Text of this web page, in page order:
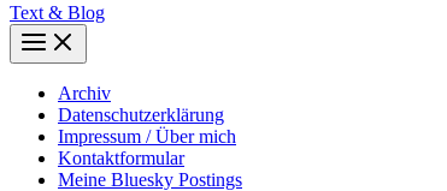
Text & Blog
Main
Menu
Archiv
Datenschutzerklärung
Impressum / Über mich
Kontaktformular
Meine Bluesky Postings